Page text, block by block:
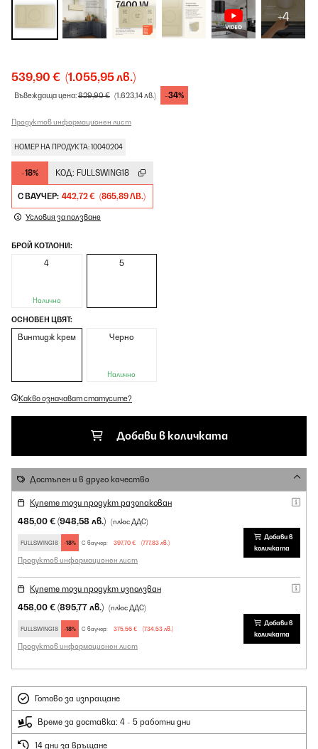
+4
539,90 € (1.055,95 лв.)
Въвеждаща цена:829,90 € (1.623,14 лв.) -34%
Продуктов информационен лист
НОМЕР НА ПРОДУКТА: 10040204
-18% КОД: FULLSWING18
С ВАУЧЕР: 442,72 € (865,89 ЛВ.)
Условия за ползване
БРОЙ КОТЛОНИ:
4
Налично
5
ОСНОВЕН ЦВЯТ:
Винтидж крем Черно
Налично
Какво означават статусите?
Добави в количката
Достъпен и в друго качество
Купете този продукт разопакован
485,00 € (948,58 лв.) (плюс ДДС)
FULLSWING18 -18% С ваучер: 397,70 € (777,83 лв.)
Продуктов информационен лист
Добави в
количката
Купете този продукт използван
458,00 € (895,77 лв.) (плюс ДДС)
FULLSWING18 -18% С ваучер: 375,56 € (734,53 лв.)
Продуктов информационен лист
Добави в
количката
Готово за изпращане
Време за доставка: 4 - 5 работни дни
14 дни за връщане